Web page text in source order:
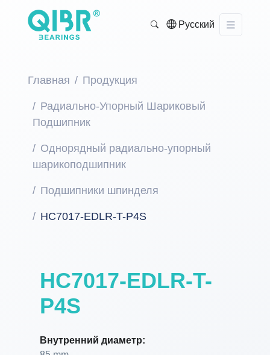
Русский
Главная Продукция
Радиально-Упорный Шариковый
Подшипник
Однорядный радиально-упорный
шарикоподшипник
Подшипники шпинделя
HC7017-EDLR-T-P4S
HC7017-EDLR-T-
P4S
Внутренний диаметр: